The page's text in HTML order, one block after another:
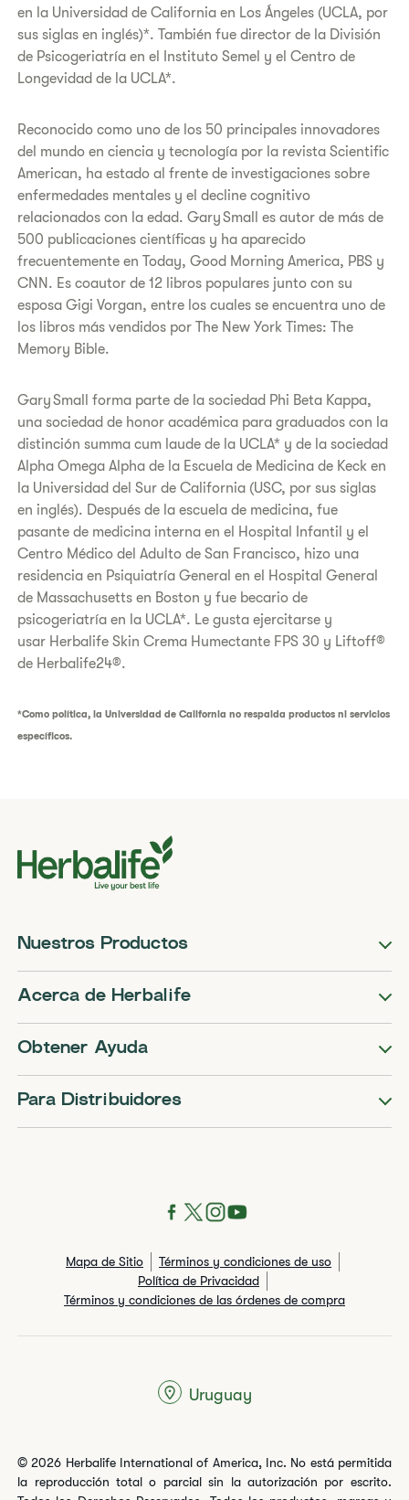
en la Universidad de California en Los Ángeles (UCLA, por
sus siglas en inglés)*. También fue director de la División
de Psicogeriatría en el Instituto Semel y el Centro de
Longevidad de la UCLA*.
Reconocido como uno de los 50 principales innovadores
del mundo en ciencia y tecnología por la revista Scientific
American, ha estado al frente de investigaciones sobre
enfermedades mentales y el decline cognitivo
relacionados con la edad. Gary Small es autor de más de
500 publicaciones científicas y ha aparecido
frecuentemente en Today, Good Morning America, PBS y
CNN. Es coautor de 12 libros populares junto con su
esposa Gigi Vorgan, entre los cuales se encuentra uno de
los libros más vendidos por The New York Times: The
Memory Bible.
Gary Small forma parte de la sociedad Phi Beta Kappa,
una sociedad de honor académica para graduados con la
distinción summa cum laude de la UCLA* y de la sociedad
Alpha Omega Alpha de la Escuela de Medicina de Keck en
la Universidad del Sur de California (USC, por sus siglas
en inglés). Después de la escuela de medicina, fue
pasante de medicina interna en el Hospital Infantil y el
Centro Médico del Adulto de San Francisco, hizo una
residencia en Psiquiatría General en el Hospital General
de Massachusetts en Boston y fue becario de
psicogeriatría en la UCLA*. Le gusta ejercitarse y
usar Herbalife Skin Crema Humectante FPS 30 y Liftoff®
de Herbalife24®.
*Como política, la Universidad de California no respalda productos ni servicios
específicos.
Nuestros Productos
Acerca de Herbalife
Obtener Ayuda
Para Distribuidores
Mapa de Sitio
Términos y condiciones de uso
Política de Privacidad
Términos y condiciones de las órdenes de compra
© 2026 Herbalife International of America, Inc. No está permitida
la reproducción total o parcial sin la autorización por escrito.
Uruguay